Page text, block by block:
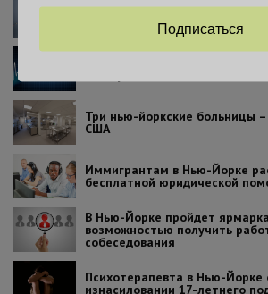
Аттракционы, история и еда:
побывать на Richmond County
Три нью-йоркские больницы
США
Иммигрантам в Нью-Йорке
бесплатной юридической
В Нью-Йорке пройдет
возможностью получить
собеседования
Психотерапевта в Нью-Йорке
изнасиловании 17-летнего
Подписаться